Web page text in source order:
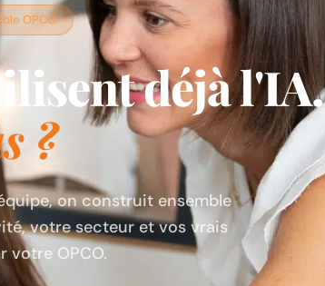
OPCO
déjà l'IA.
?
on construit ensemble
votre secteur et vos vrais
votre OPCO.